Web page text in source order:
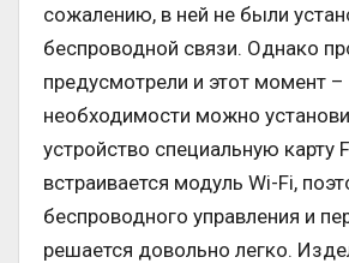
сожалению, в ней не были
беспроводной связи. Однако
предусмотрели и этот момент –
необходимости можно
устройство специальную карту
встраивается модуль Wi-Fi,
беспроводного управления и
решается довольно легко.